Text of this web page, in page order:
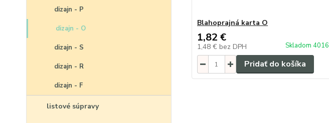
dizajn - P
dizajn - O
dizajn - S
dizajn - R
dizajn - F
listové súpravy
Blahoprajná karta O
1,82 €
1,48 € bez DPH Skladom 4016
Pridať do košíka